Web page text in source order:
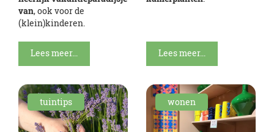
van, ook voor de
(klein)kinderen.
Lees meer... Lees meer...
tuintips wonen